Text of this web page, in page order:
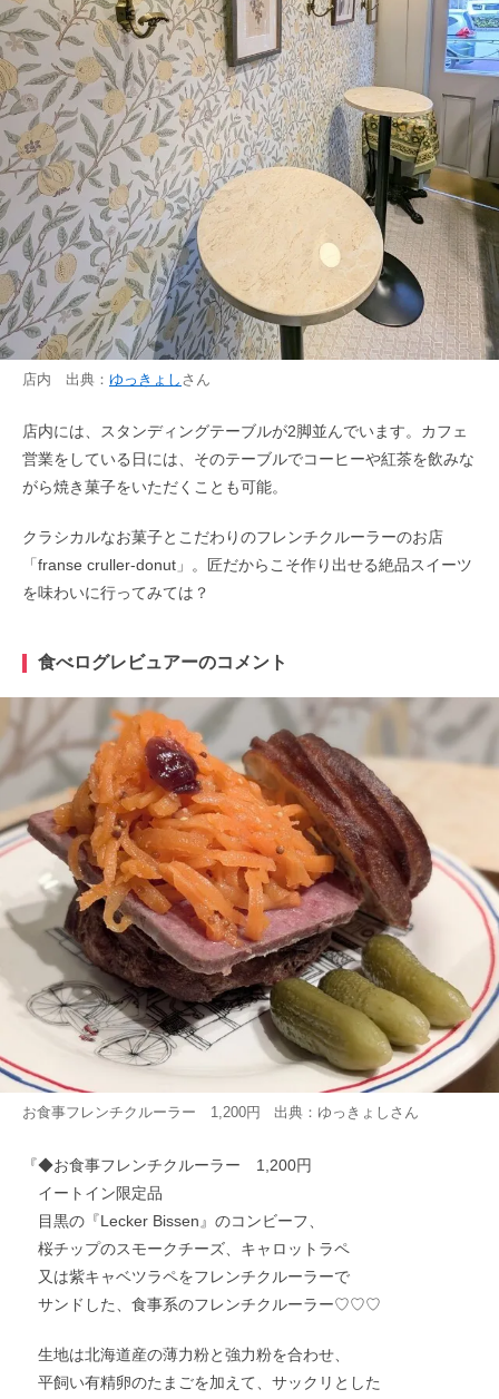
店内 出典： ゆっきょし さん
店内には、スタンディングテーブルが2脚並んでいます。カフェ
営業をしている日には、そのテーブルでコーヒーや紅茶を飲みな
がら焼き菓子をいただくことも可能。
クラシカルなお菓子とこだわりのフレンチクルーラーのお店
「franse cruller-donut」。匠だからこそ作り出せる絶品スイーツ
を味わいに行ってみては？
食べログレビュアーのコメント
お食事フレンチクルーラー 1,200円 出典： ゆっきょし さん
『◆お食事フレンチクルーラー 1,200円
イートイン限定品
目黒の『Lecker Bissen』のコンビーフ、
桜チップのスモークチーズ、キャロットラペ
又は紫キャベツラペをフレンチクルーラーで
サンドした、食事系のフレンチクルーラー♡♡♡
生地は北海道産の薄力粉と強力粉を合わせ、
平飼い有精卵のたまごを加えて、サックリとした